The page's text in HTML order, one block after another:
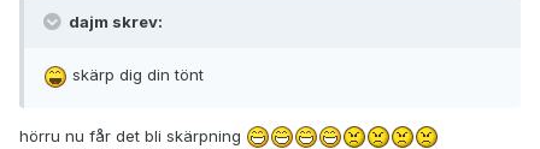
dajm skrev:
skärp dig din tönt
hörru nu får det bli skärpning